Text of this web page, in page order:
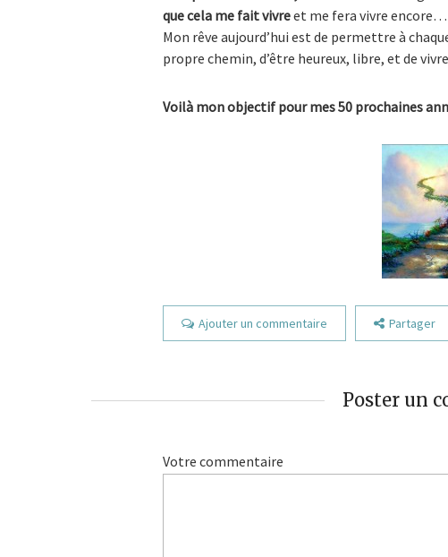
que cela me fait vivreet me fera vivre encore…
Mon rêve aujourd’hui est de permettre à
propre chemin, d’être heureux, libre, et de
Voilà mon objectif pour mes 50 prochaines
Ajouter un commentaire Partager
Poster un
Votre commentaire